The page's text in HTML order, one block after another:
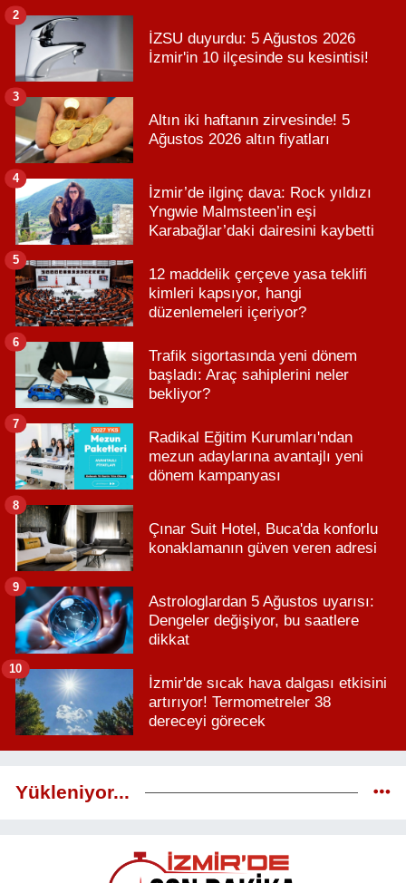
İZSU duyurdu: 5 Ağustos 2026
İzmir'in 10 ilçesinde su kesintisi!
2
Altın iki haftanın zirvesinde! 5
Ağustos 2026 altın fiyatları
3
İzmir’de ilginç dava: Rock yıldızı
Yngwie Malmsteen’in eşi
Karabağlar’daki dairesini kaybetti
4
12 maddelik çerçeve yasa teklifi
kimleri kapsıyor, hangi
düzenlemeleri içeriyor?
5
Trafik sigortasında yeni dönem
başladı: Araç sahiplerini neler
bekliyor?
6
Radikal Eğitim Kurumları'ndan
mezun adaylarına avantajlı yeni
dönem kampanyası
7
Çınar Suit Hotel, Buca'da konforlu
konaklamanın güven veren adresi
8
Astrologlardan 5 Ağustos uyarısı:
Dengeler değişiyor, bu saatlere
dikkat
9
İzmir'de sıcak hava dalgası etkisini
artırıyor! Termometreler 38
dereceyi görecek
10
Yükleniyor...